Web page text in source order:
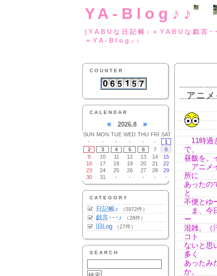
YA-Blog♪♪
(YABUな日記帳♪
＝YA-Blog♪♪
COUNTER
CALENDAR
« 2026.8 »
SUN MON TUE WED THU FRI SAT
-
- - - - -
1
2
3 4 5 6 7
8
9
10 11 12 13 14
15
16
17 18 19 20 21
22
23
24 25 26 27 28
29
30
31 - - - - -
CATEGORY
日記帳♪ （5972件）
戯言･･･♪ （28件）
旧Log （27件）
SEARCH
アニ
11時過
で、
昼飯を。
アニメ
所に
あったの
と
不便とゆ
ま、今
ー
混雑。（
コト
ないと思
多く
あったみ
か。